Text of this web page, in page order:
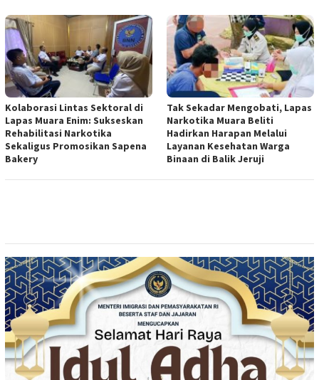
Kolaborasi Lintas Sektoral di
Lapas Muara Enim: Sukseskan
Rehabilitasi Narkotika
Sekaligus Promosikan Sapena
Bakery
Tak Sekadar Mengobati, Lapas
Narkotika Muara Beliti
Hadirkan Harapan Melalui
Layanan Kesehatan Warga
Binaan di Balik Jeruji